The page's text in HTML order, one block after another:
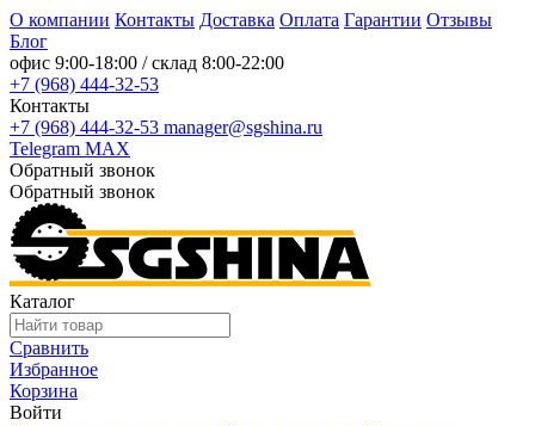
О компании Контакты Доставка Оплата Гарантии Отзывы
Блог
офис 9:00-18:00 / склад 8:00-22:00
+7 (968) 444-32-53
Контакты
+7 (968) 444-32-53 manager@sgshina.ru
Telegram MAX
Обратный звонок
Обратный звонок
Каталог
Сравнить
Избранное
Корзина
Войти